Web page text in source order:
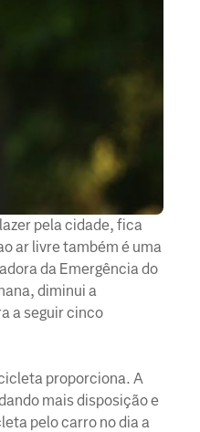
pela cidade, fica
ar livre também é uma
da Emergência do
diminui a
a seguir cinco
proporciona. A
mais disposição e
pelo carro no dia a